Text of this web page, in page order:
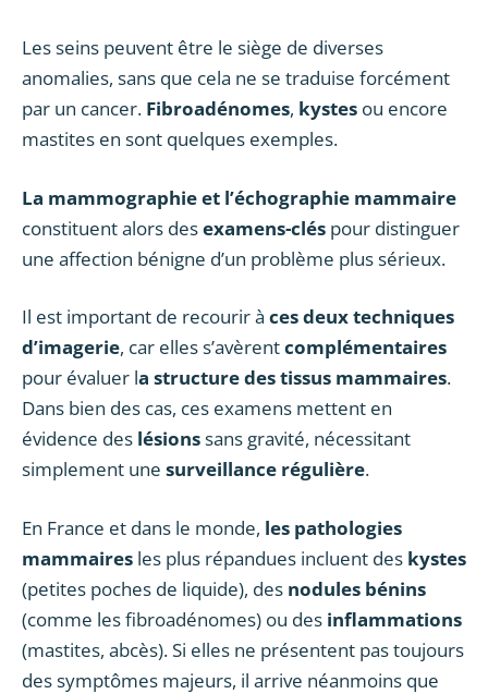
Les seins peuvent être le siège de diverses
anomalies, sans que cela ne se traduise forcément
par un cancer. Fibroadénomes, kystes ou encore
mastites en sont quelques exemples.
La mammographie et l’échographie mammaire
constituent alors desexamens-clés pour distinguer
une affection bénigne d’un problème plus sérieux.
Il est important de recourir à ces deux techniques
d’imagerie, car elles s’avèrentcomplémentaires
pour évaluer la structure des tissus mammaires.
Dans bien des cas, ces examens mettent en
évidence des lésionssans gravité, nécessitant
simplement une surveillance régulière.
En France et dans le monde, les pathologies
mammaires les plus répandues incluent des kystes
(petites poches de liquide), des nodules bénins
(comme les fibroadénomes) ou des inflammations
(mastites, abcès). Si elles ne présentent pas toujours
des symptômes majeurs, il arrive néanmoins que